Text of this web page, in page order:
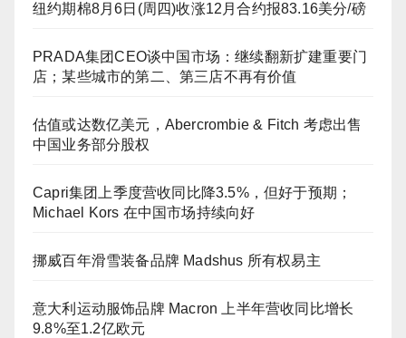
纽约期棉8月6日(周四)收涨12月合约报83.16美分/磅
PRADA集团CEO谈中国市场：继续翻新扩建重要门
店；某些城市的第二、第三店不再有价值
估值或达数亿美元，Abercrombie & Fitch 考虑出售
中国业务部分股权
Capri集团上季度营收同比降3.5%，但好于预期；
Michael Kors 在中国市场持续向好
挪威百年滑雪装备品牌 Madshus 所有权易主
意大利运动服饰品牌 Macron 上半年营收同比增长
9.8%至1.2亿欧元